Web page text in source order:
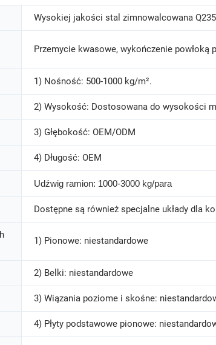
Wysokiej jakości stal zimnowalcowana
Przemycie kwasowe, wykończenie
1) Nośność: 500-1000 kg/m².
2) Wysokość: Dostosowana do wysokości
3) Głębokość: OEM/ODM
4) Długość: OEM
Udźwig ramion: 1000-3000 kg/para
Dostępne są również specjalne układy dla
1) Pionowe: niestandardowe
2) Belki: niestandardowe
3) Wiązania poziome i skośne:
4) Płyty podstawowe pionowe: